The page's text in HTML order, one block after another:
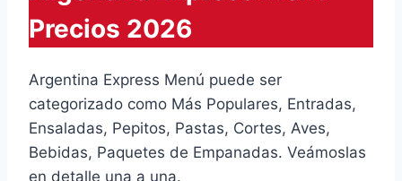
Precios 2026
Argentina Express Menú puede ser
categorizado como Más Populares, Entradas,
Ensaladas, Pepitos, Pastas, Cortes, Aves,
Bebidas, Paquetes de Empanadas. Veámoslas
en detalle una a una.